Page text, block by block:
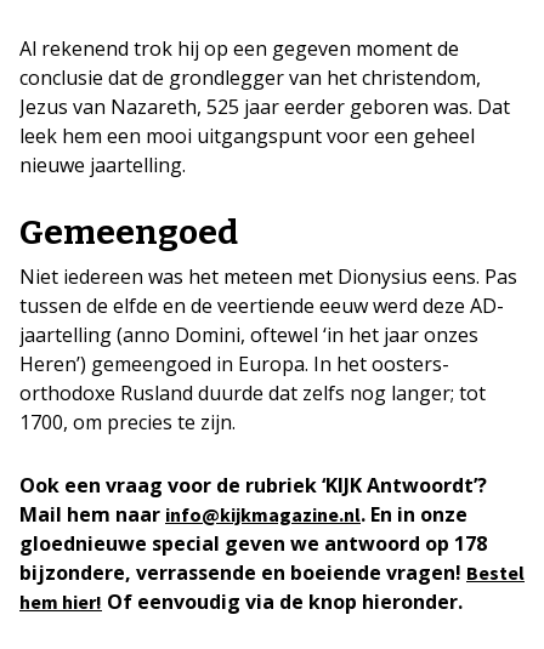
Al rekenend trok hij op een gegeven moment de
conclusie dat de grondlegger van het christendom,
Jezus van Nazareth, 525 jaar eerder geboren was. Dat
leek hem een mooi uitgangspunt voor een geheel
nieuwe jaartelling.
Gemeengoed
Niet iedereen was het meteen met Dionysius eens. Pas
tussen de elfde en de veertiende eeuw werd deze AD-
jaartelling (anno Domini, oftewel ‘in het jaar onzes
Heren’) gemeengoed in Europa. In het oosters-
orthodoxe Rusland duurde dat zelfs nog langer; tot
1700, om precies te zijn.
Ook een vraag voor de rubriek ‘KIJK Antwoordt’?
Mail hem naar info@kijkmagazine.nl. En in onze
gloednieuwe special geven we antwoord op 178
bijzondere, verrassende en boeiende vragen! Bestel
hem hier! Of eenvoudig via de knop hieronder.